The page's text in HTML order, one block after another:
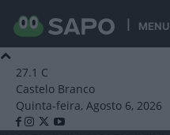
MENU
27.1 C
Castelo Branco
Quinta-feira, Agosto 6, 2026